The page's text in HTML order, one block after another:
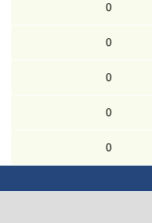
0
0
0
0
0